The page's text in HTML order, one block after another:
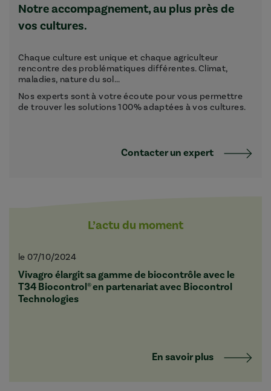
Notre accompagnement, au plus près de
vos cultures.
Chaque culture est unique et chaque agriculteur
rencontre des problématiques différentes. Climat,
maladies, nature du sol...
Nos experts sont à votre écoute pour vous permettre
de trouver les solutions 100% adaptées à vos cultures.
Contacter un expert
L’actu du moment
le 07/10/2024
Vivagro élargit sa gamme de biocontrôle avec le
T34 Biocontrol® en partenariat avec Biocontrol
Technologies
En savoir plus